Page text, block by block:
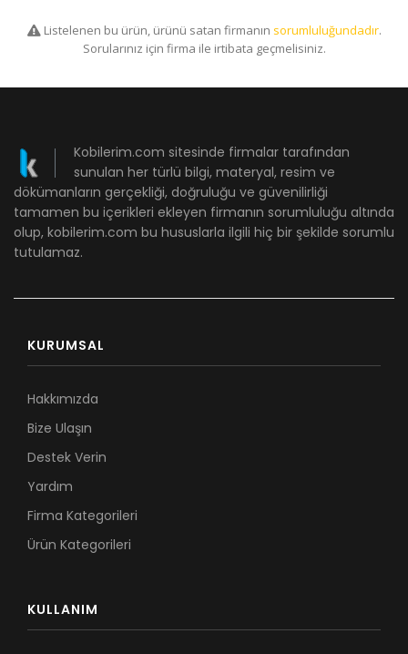
Listelenen bu ürün, ürünü satan firmanın sorumluluğundadır.
Sorularınız için firma ile irtibata geçmelisiniz.
Kobilerim.com sitesinde firmalar tarafından
sunulan her türlü bilgi, materyal, resim ve
dökümanların gerçekliği, doğruluğu ve güvenilirliği
tamamen bu içerikleri ekleyen firmanın sorumluluğu altında
olup, kobilerim.com bu hususlarla ilgili hiç bir şekilde sorumlu
tutulamaz.
KURUMSAL
Hakkımızda
Bize Ulaşın
Destek Verin
Yardım
Firma Kategorileri
Ürün Kategorileri
KULLANIM